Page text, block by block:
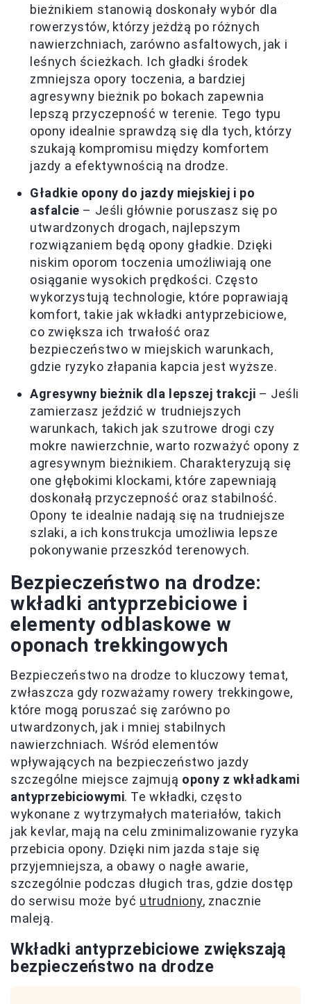
bieżnikiem stanowią doskonały wybór dla
rowerzystów, którzy jeżdżą po różnych
nawierzchniach, zarówno asfaltowych, jak i
leśnych ścieżkach. Ich gładki środek
zmniejsza opory toczenia, a bardziej
agresywny bieżnik po bokach zapewnia
lepszą przyczepność w terenie. Tego typu
opony idealnie sprawdzą się dla tych, którzy
szukają kompromisu między komfortem
jazdy a efektywnością na drodze.
Gładkie opony do jazdy miejskiej i po
asfalcie – Jeśli głównie poruszasz się po
utwardzonych drogach, najlepszym
rozwiązaniem będą opony gładkie. Dzięki
niskim oporom toczenia umożliwiają one
osiąganie wysokich prędkości. Często
wykorzystują technologie, które poprawiają
komfort, takie jak wkładki antyprzebiciowe,
co zwiększa ich trwałość oraz
bezpieczeństwo w miejskich warunkach,
gdzie ryzyko złapania kapcia jest wyższe.
Agresywny bieżnik dla lepszej trakcji – Jeśli
zamierzasz jeździć w trudniejszych
warunkach, takich jak szutrowe drogi czy
mokre nawierzchnie, warto rozważyć opony z
agresywnym bieżnikiem. Charakteryzują się
one głębokimi klockami, które zapewniają
doskonałą przyczepność oraz stabilność.
Opony te idealnie nadają się na trudniejsze
szlaki, a ich konstrukcja umożliwia lepsze
pokonywanie przeszkód terenowych.
Bezpieczeństwo na drodze:
wkładki antyprzebiciowe i
elementy odblaskowe w
oponach trekkingowych
Bezpieczeństwo na drodze to kluczowy temat,
zwłaszcza gdy rozważamy rowery trekkingowe,
które mogą poruszać się zarówno po
utwardzonych, jak i mniej stabilnych
nawierzchniach. Wśród elementów
wpływających na bezpieczeństwo jazdy
szczególne miejsce zajmują opony z wkładkami
antyprzebiciowymi. Te wkładki, często
wykonane z wytrzymałych materiałów, takich
jak kevlar, mają na celu zminimalizowanie ryzyka
przebicia opony. Dzięki nim jazda staje się
przyjemniejsza, a obawy o nagłe awarie,
szczególnie podczas długich tras, gdzie dostęp
do serwisu może być utrudniony, znacznie
maleją.
Wkładki antyprzebiciowe zwiększają
bezpieczeństwo na drodze